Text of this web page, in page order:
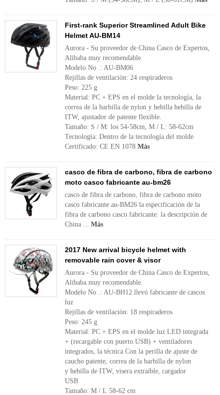
First-rank Superior Streamlined Adult Bike
Helmet AU-BM14
Aurora - Su proveedor de China Casco de Expertos,
Alibaba muy recomendable.
Modelo No .: AU-BM06
Rejillas de ventilación: 24 respiraderos
Peso: 225 g
Material: PC + EPS en el molde la tecnología, la
correa de la barbilla de nylon y hebilla hebilla de
ITW, ajustador de patente flexible.
Tamaño: S / M: los 54-58cm, M / L: 58-62cm
Tecnología: Dentro de la tecnología del molde
Certificado: CE EN 1078 Más
casco de fibra de carbono, fibra de carbono
moto casco fabricante au-bm26
casco de fibra de carbono, fibra de carbono moto
casco fabricante au-BM26 la especificación de la
fibra de carbono casco fabricante: la descripción de
China ... Más
2017 New arrival bicycle helmet with
removable rain cover & visor
Aurora - Su proveedor de China Casco de Expertos,
Alibaba muy recomendable.
Modelo No .: AU-BH12 llevó fabricante de cascos
luz
Rejillas de ventilación: 18 respiraderos
Peso: 245 g
Material: PC + EPS en el molde luz LED integrada
+ (recargable con puerto USB) + ventiladores
integrados, la técnica Con la perilla de ajuste de
caucho patente, correa de la barbilla de nylon
y hebilla de ITW, visera extraíble, cargador
USB
Tamaño: M / L 58-62 cm